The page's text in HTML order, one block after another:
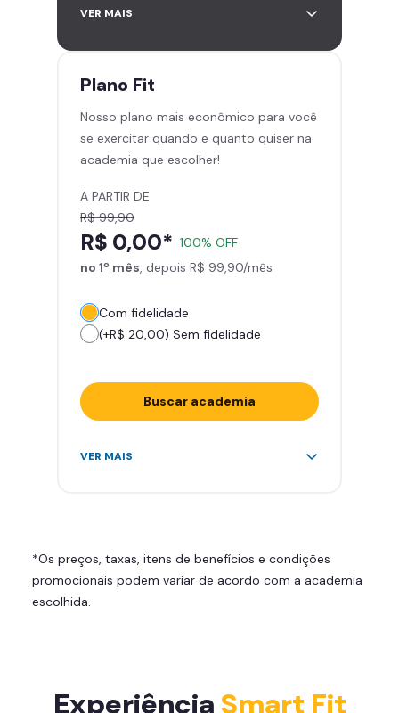
Acesso ilimitado a +2.000
Leve 5 amigos por mês para
Cadeira de massagem
Skeelo App (Audiobook)*
Área de musculação e aeróbicos
Smart Fit App
VER MAIS
Plano Fit
Nosso plano mais econômico para você
se exercitar quando e quanto quiser na
academia que escolher!
A PARTIR DE
R$ 99,90
R$ 0,00* 100% OFF
no 1º mês, depois R$ 99,90/mês
Com fidelidade
(+R$ 20,00) Sem fidelidade
Buscar academia
Acesso ilimitado a +2.000
Skeelo App (Audiobook)*
Área de musculação e aeróbicos
VER MAIS
*Os preços, taxas, itens de benefícios e condições
promocionais podem variar de acordo com a academia
escolhida.
Experiência Smart Fit